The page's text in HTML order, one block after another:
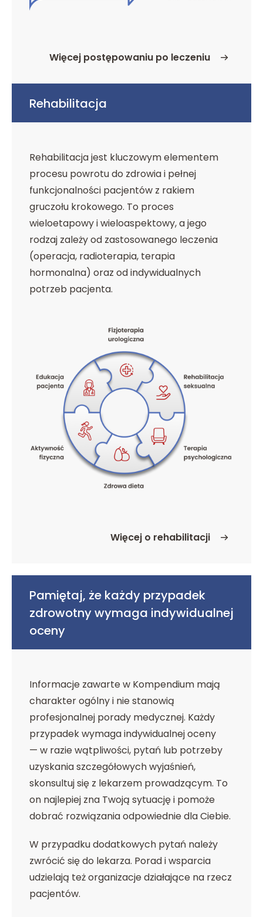
Więcej postępowaniu po leczeniu
o Postępowanie po leczeniu
Rehabilitacja
Rehabilitacja jest kluczowym elementem
procesu powrotu do zdrowia i pełnej
funkcjonalności pacjentów z rakiem
gruczołu krokowego. To proces
wieloetapowy i wieloaspektowy, a jego
rodzaj zależy od zastosowanego leczenia
(operacja, radioterapia, terapia
hormonalna) oraz od indywidualnych
potrzeb pacjenta.
Więcej o rehabilitacji
o Rehabilitacja
Pamiętaj, że każdy przypadek
zdrowotny wymaga indywidualnej
oceny
Informacje zawarte w Kompendium mają
charakter ogólny i nie stanowią
profesjonalnej porady medycznej. Każdy
przypadek wymaga indywidualnej oceny
— w razie wątpliwości, pytań lub potrzeby
uzyskania szczegółowych wyjaśnień,
skonsultuj się z lekarzem prowadzącym. To
on najlepiej zna Twoją sytuację i pomoże
dobrać rozwiązania odpowiednie dla Ciebie.
W przypadku dodatkowych pytań należy
zwrócić się do lekarza. Porad i wsparcia
udzielają też organizacje działające na rzecz
pacjentów.